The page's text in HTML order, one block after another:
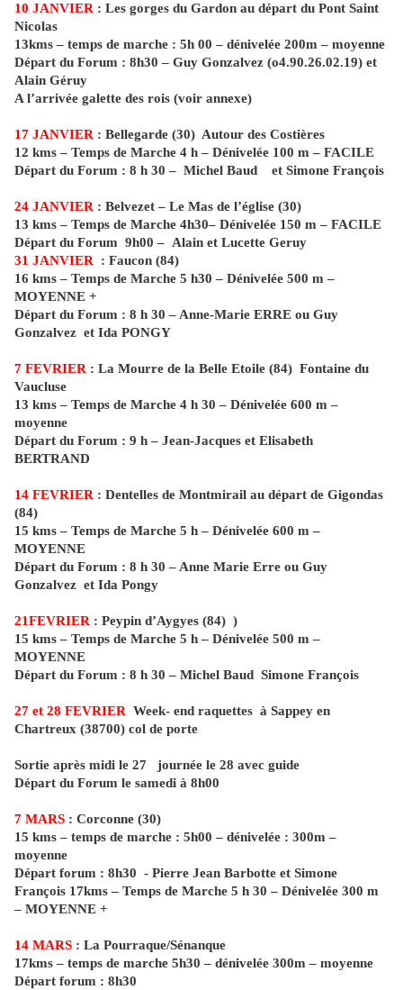
10 JANVIER : Les gorges du Gardon au départ du Pont Saint
Nicolas
13kms – temps de marche : 5h 00 – dénivelée 200m – moyenne
Départ du Forum : 8h30 – Guy Gonzalvez (o4.90.26.02.19) et
Alain Géruy
A l’arrivée galette des rois (voir annexe)
17 JANVIER : Bellegarde (30) Autour des Costières
12 kms – Temps de Marche 4 h – Dénivelée 100 m – FACILE
Départ du Forum : 8 h 30 – Michel Baud et Simone François
24 JANVIER : Belvezet – Le Mas de l’église (30)
13 kms – Temps de Marche 4h30– Dénivelée 150 m – FACILE
Départ du Forum 9h00 – Alain et Lucette Geruy
31 JANVIER : Faucon (84)
16 kms – Temps de Marche 5 h30 – Dénivelée 500 m –
MOYENNE +
Départ du Forum : 8 h 30 – Anne-Marie ERRE ou Guy
Gonzalvez et Ida PONGY
7 FEVRIER : La Mourre de la Belle Etoile (84) Fontaine du
Vaucluse
13 kms – Temps de Marche 4 h 30 – Dénivelée 600 m –
moyenne
Départ du Forum : 9 h – Jean-Jacques et Elisabeth
BERTRAND
14 FEVRIER : Dentelles de Montmirail au départ de Gigondas
(84)
15 kms – Temps de Marche 5 h – Dénivelée 600 m –
MOYENNE
Départ du Forum : 8 h 30 – Anne Marie Erre ou Guy
Gonzalvez et Ida Pongy
21FEVRIER : Peypin d’Aygyes (84) )
15 kms – Temps de Marche 5 h – Dénivelée 500 m –
MOYENNE
Départ du Forum : 8 h 30 – Michel Baud Simone François
27 et 28 FEVRIER Week- end raquettes à Sappey en
Chartreux (38700) col de porte
Sortie après midi le 27
journée le 28 avec guide
Départ du Forum le samedi à 8h00
7 MARS : Corconne (30)
15 kms – temps de marche : 5h00 – dénivelée : 300m –
moyenne
Départ forum : 8h30 - Pierre Jean Barbotte et Simone
François 17kms – Temps de Marche 5 h 30 – Dénivelée 300 m
– MOYENNE +
14 MARS : La Pourraque/Sénanque
17kms – temps de marche 5h30 – dénivelée 300m – moyenne
Départ forum : 8h30